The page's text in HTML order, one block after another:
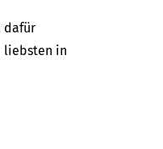
dafür
liebsten in